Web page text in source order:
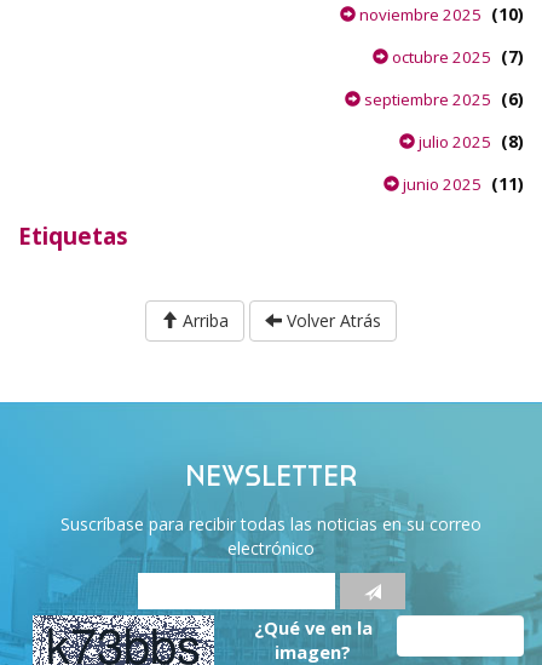
noviembre 2025 (10)
octubre 2025 (7)
septiembre 2025 (6)
julio 2025 (8)
junio 2025 (11)
Etiquetas
Arriba Volver Atrás
NEWSLETTER
Suscríbase para recibir todas las noticias en su correo
electrónico
¿Qué ve en la
imagen?